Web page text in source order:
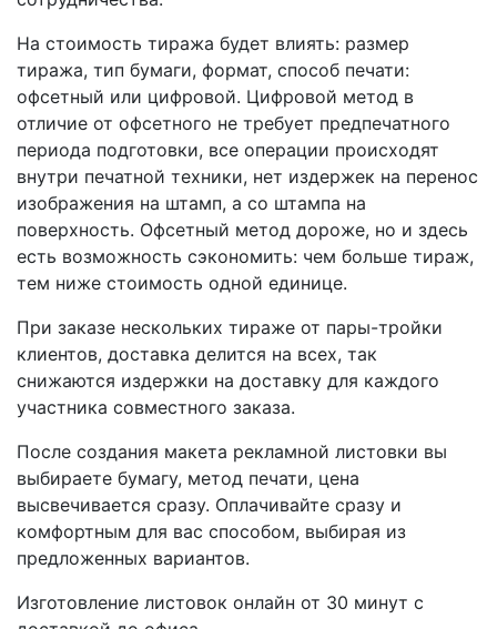
На стоимость тиража будет влиять: размер
тиража, тип бумаги, формат, способ печати:
офсетный или цифровой. Цифровой метод в
отличие от офсетного не требует предпечатного
периода подготовки, все операции происходят
внутри печатной техники, нет издержек на перенос
изображения на штамп, а со штампа на
поверхность. Офсетный метод дороже, но и здесь
есть возможность сэкономить: чем больше тираж,
тем ниже стоимость одной единице.
При заказе нескольких тираже от пары-тройки
клиентов, доставка делится на всех, так
снижаются издержки на доставку для каждого
участника совместного заказа.
После создания макета рекламной листовки вы
выбираете бумагу, метод печати, цена
высвечивается сразу. Оплачивайте сразу и
комфортным для вас способом, выбирая из
предложенных вариантов.
Изготовление листовок онлайн от 30 минут с